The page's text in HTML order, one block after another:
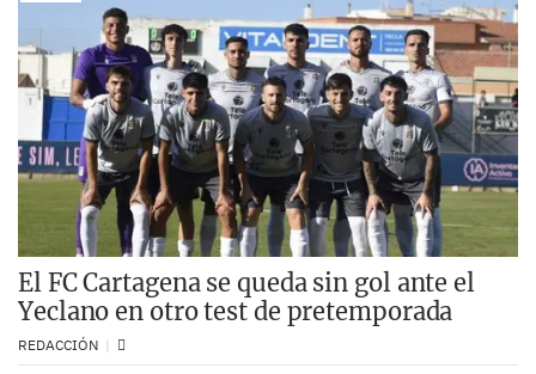
El FC Cartagena se queda sin gol ante el
Yeclano en otro test de pretemporada
REDACCIÓN